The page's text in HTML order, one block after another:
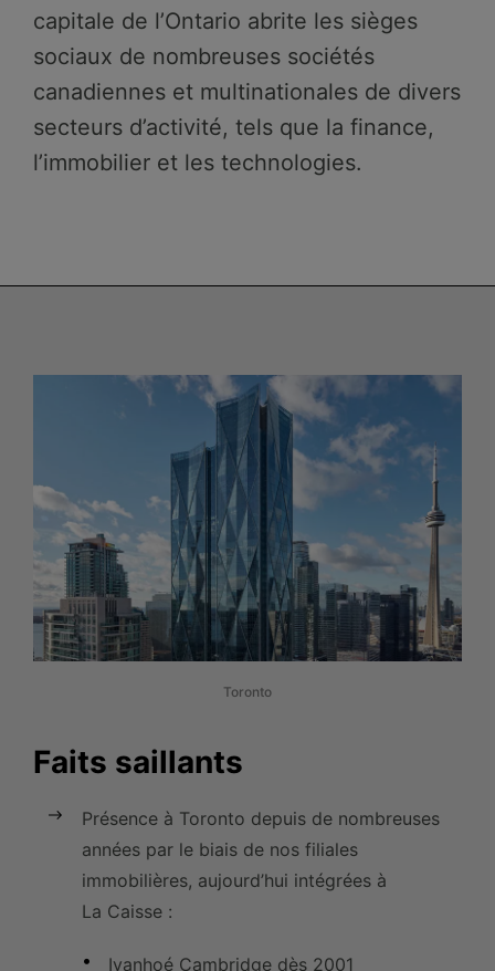
capitale de l’Ontario abrite les sièges
sociaux de nombreuses sociétés
canadiennes et multinationales de divers
secteurs d’activité, tels que la finance,
l’immobilier et les technologies.
Toronto
Faits saillants
Présence à Toronto depuis de nombreuses
années par le biais de nos filiales
immobilières, aujourd’hui intégrées à
La Caisse :
Ivanhoé Cambridge dès 2001